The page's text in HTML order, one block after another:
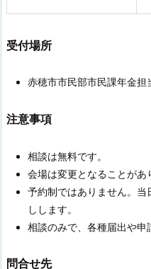
受付場所
赤穂市市民部市民課年金担
注意事項
相談は無料です。
会場は変更となることがあ
予約制ではありません。
しします。
相談のみで、各種届出や申
問合せ先